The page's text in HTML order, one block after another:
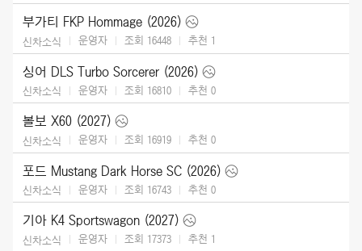
부가티 FKP Hommage (2026)
신차소식 운영자 조회 16448 추천 1
싱어 DLS Turbo Sorcerer (2026)
신차소식 운영자 조회 16810 추천 0
볼보 X60 (2027)
신차소식 운영자 조회 16919 추천 0
포드 Mustang Dark Horse SC (2026)
신차소식 운영자 조회 16743 추천 0
기아 K4 Sportswagon (2027)
신차소식 운영자 조회 17373 추천 1